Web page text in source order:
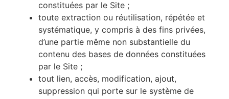
constituées par le Site ;
toute extraction ou réutilisation, répétée et
systématique, y compris à des fins privées,
d’une partie même non substantielle du
contenu des bases de données constituées
par le Site ;
tout lien, accès, modification, ajout,
suppression qui porte sur le système de